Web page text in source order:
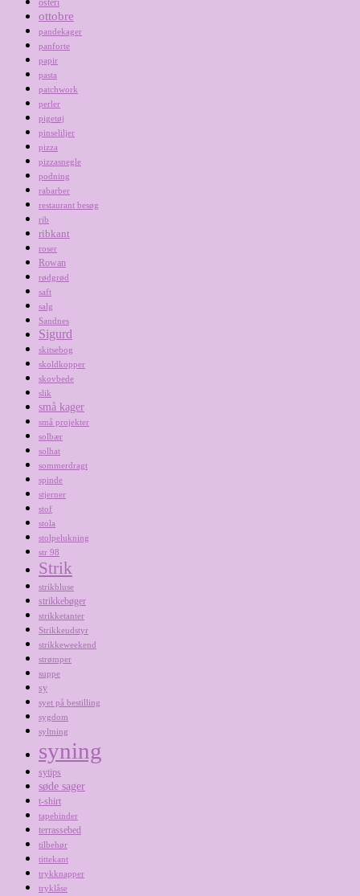
osteri
ottobre
pandekager
panforte
papir
pasta
patchwork
perler
pigetøj
pinseliljer
pizza
pizzasnegle
podning
rabarber
restaurant besøg
rib
ribkant
roser
Rowan
rødgrød
saft
salg
Sandnes
Sigurd
skitsebog
skoldkopper
skovbede
slik
små kager
små projekter
solbær
solhat
sommerdragt
spinde
stjerner
stof
stola
stolpelukning
str 98
Strik
strikbluse
strikkebøger
strikketanter
Strikkeudstyr
strikkeweekend
strømper
suppe
sy
syet på bestilling
sygdom
syltning
syning
sytips
søde sager
t-shirt
tapebinder
terrassebed
tilbehør
tittekant
trykknapper
tryklåse